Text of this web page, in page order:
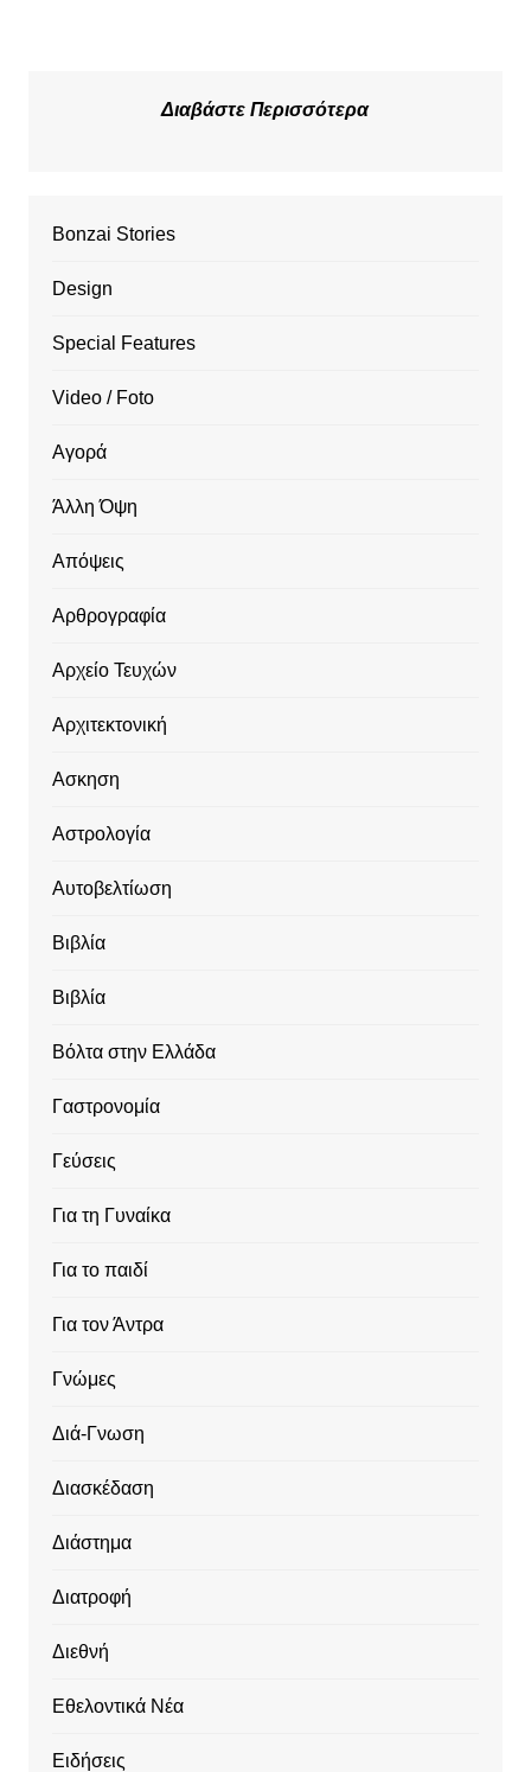
Διαβάστε Περισσότερα
Bonzai Stories
Design
Special Features
Video / Foto
Αγορά
Άλλη Όψη
Απόψεις
Αρθρογραφία
Αρχείο Τευχών
Αρχιτεκτονική
Ασκηση
Αστρολογία
Αυτοβελτίωση
Βιβλία
Βιβλία
Βόλτα στην Ελλάδα
Γαστρονομία
Γεύσεις
Για τη Γυναίκα
Για το παιδί
Για τον Άντρα
Γνώμες
Διά-Γνωση
Διασκέδαση
Διάστημα
Διατροφή
Διεθνή
Εθελοντικά Νέα
Ειδήσεις